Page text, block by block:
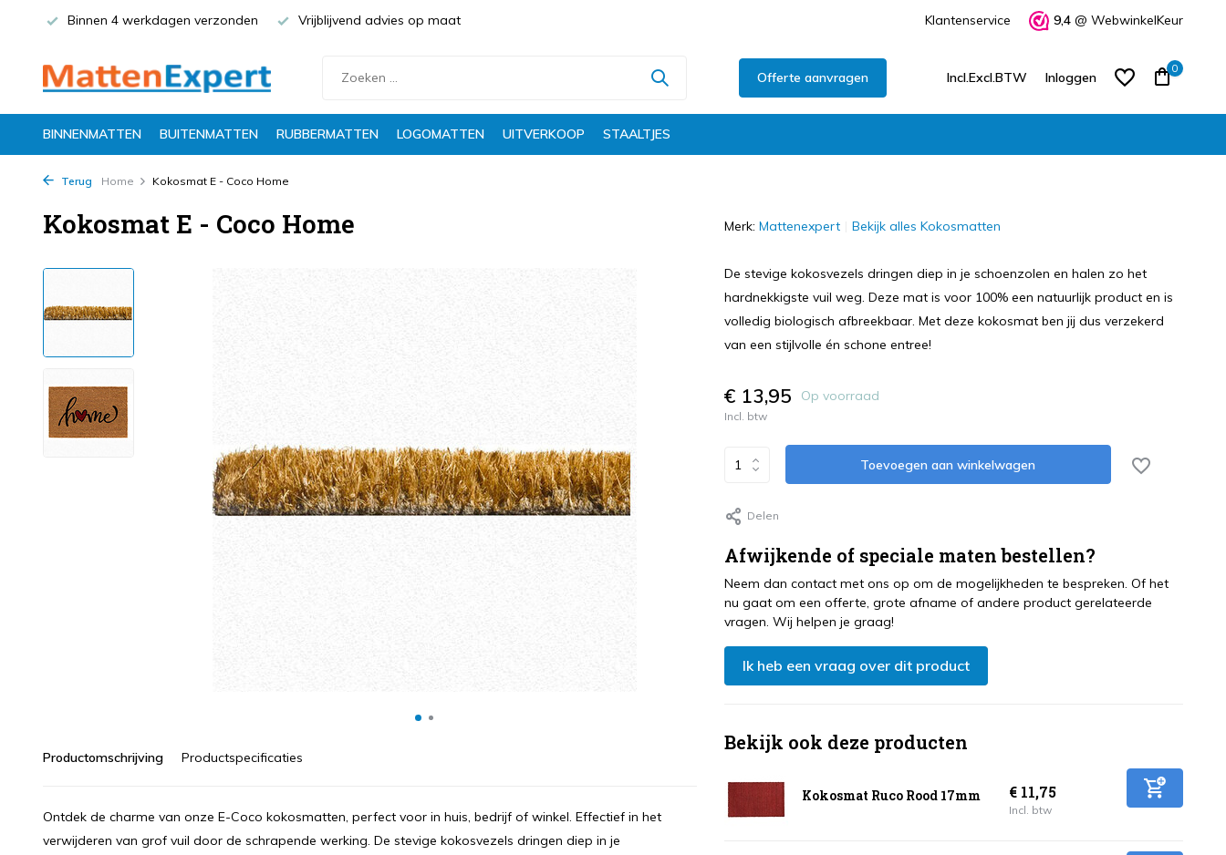
Binnen 4 werkdagen verzonden Vrijblijvend advies op maat Klantenservice 9,4 @ WebwinkelKeur
Offerte aanvragen Incl.Excl.BTW Inloggen
0
BINNENMATTEN BUITENMATTEN RUBBERMATTEN LOGOMATTEN UITVERKOOP STAALTJES
Terug Home Kokosmat E - Coco Home
Kokosmat E - Coco Home
Productomschrijving Productspecificaties
Ontdek de charme van onze E-Coco kokosmatten, perfect voor in huis, bedrijf of winkel. Effectief in het
verwijderen van grof vuil door de schrapende werking. De stevige kokosvezels dringen diep in je
Merk: Mattenexpert Bekijk alles Kokosmatten
De stevige kokosvezels dringen diep in je schoenzolen en halen zo het
hardnekkigste vuil weg. Deze mat is voor 100% een natuurlijk product en is
volledig biologisch afbreekbaar. Met deze kokosmat ben jij dus verzekerd
van een stijlvolle én schone entree!
€ 13,95 Op voorraad
Incl. btw
Toevoegen aan winkelwagen
Delen
Afwijkende of speciale maten bestellen?
Neem dan contact met ons op om de mogelijkheden te bespreken. Of het
nu gaat om een offerte, grote afname of andere product gerelateerde
vragen. Wij helpen je graag!
Ik heb een vraag over dit product
Bekijk ook deze producten
Kokosmat Ruco Rood 17mm € 11,75
Incl. btw